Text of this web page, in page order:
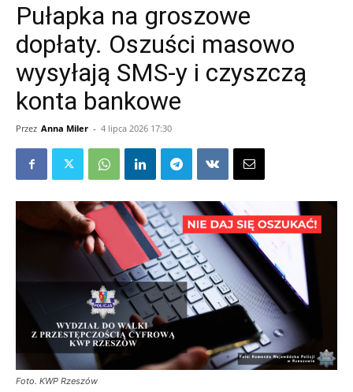
Pułapka na groszowe
dopłaty. Oszuści masowo
wysyłają SMS-y i czyszczą
konta bankowe
Przez Anna Miler - 4 lipca 2026 17:30
Foto. KWP Rzeszów